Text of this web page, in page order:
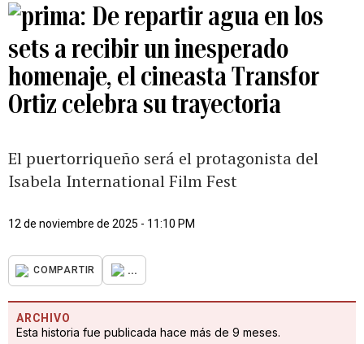
De repartir agua en los
sets a recibir un inesperado
homenaje, el cineasta Transfor
Ortiz celebra su trayectoria
El puertorriqueño será el protagonista del
Isabela International Film Fest
12 de noviembre de 2025 - 11:10 PM
COMPARTIR ...
ARCHIVO
Esta historia fue publicada hace más de 9 meses.